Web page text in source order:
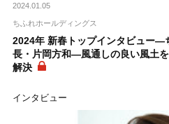
2024.01.05
ちふれホールディングス
2024年 新春トップインタビュー―
長・片岡方和―風通しの良い風土
解決
インタビュー